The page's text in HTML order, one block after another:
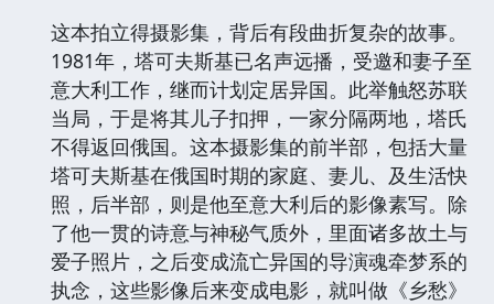
这本拍立得摄影集，背后有段曲折复杂的故事。
1981年，塔可夫斯基已名声远播，受邀和妻子至
意大利工作，继而计划定居异国。此举触怒苏联
当局，于是将其儿子扣押，一家分隔两地，塔氏
不得返回俄国。这本摄影集的前半部，包括大量
塔可夫斯基在俄国时期的家庭、妻儿、及生活快
照，后半部，则是他至意大利后的影像素写。除
了他一贯的诗意与神秘气质外，里面诸多故土与
爱子照片，之后变成流亡异国的导演魂牵梦系的
执念，这些影像后来变成电影，就叫做《乡愁》